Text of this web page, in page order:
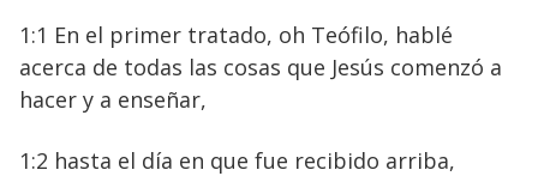
1:1 En el primer tratado, oh Teófilo, hablé
acerca de todas las cosas que Jesús comenzó a
hacer y a enseñar,
1:2 hasta el día en que fue recibido arriba,